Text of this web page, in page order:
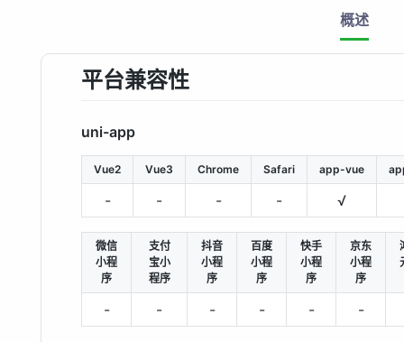
概述
平台兼容性
uni-app
Vue2 Vue3 Chrome Safari app-vue
- - - - √
微信
小程
序
支付
宝小
程序
抖音
小程
序
百度
小程
序
快手
小程
序
京东
小程
序
- - - - - -